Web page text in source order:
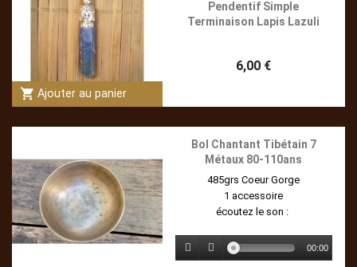
shopping_cart Ajouter au panier
Pendentif Simple
Terminaison Lapis Lazuli
6,00 €
Bol Chantant Tibétain 7
Métaux 80-110ans
485grs Coeur Gorge
1 accessoire
écoutez le son :
00:00